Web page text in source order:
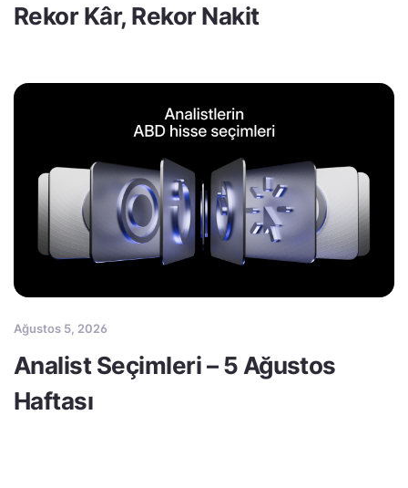
Rekor Kâr, Rekor Nakit
Ağustos 5, 2026
Analist Seçimleri – 5 Ağustos
Haftası